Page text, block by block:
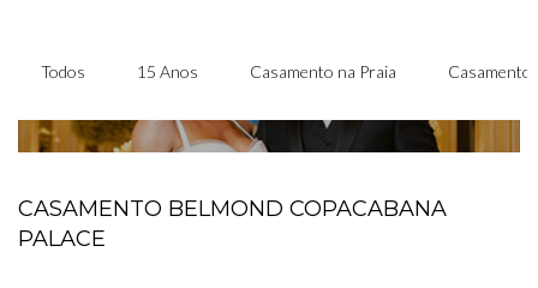
Todos 15 Anos Casamento na Praia
CASAMENTO BELMOND COPACABANA
PALACE